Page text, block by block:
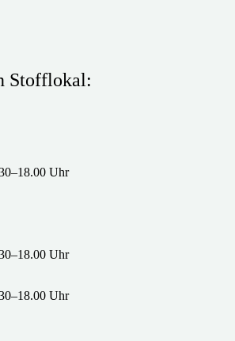
Stofflokal:
Uhr
Uhr
Uhr